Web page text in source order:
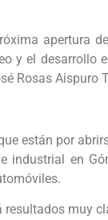
apertura
y el desarrollo
Rosas Aispuro
están por
industrial en
resultados muy